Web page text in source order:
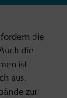
die
die
ist
aus.
zur